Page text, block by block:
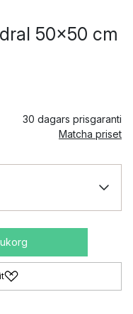
50x50 cm
30 dagars prisgaranti
Matcha priset